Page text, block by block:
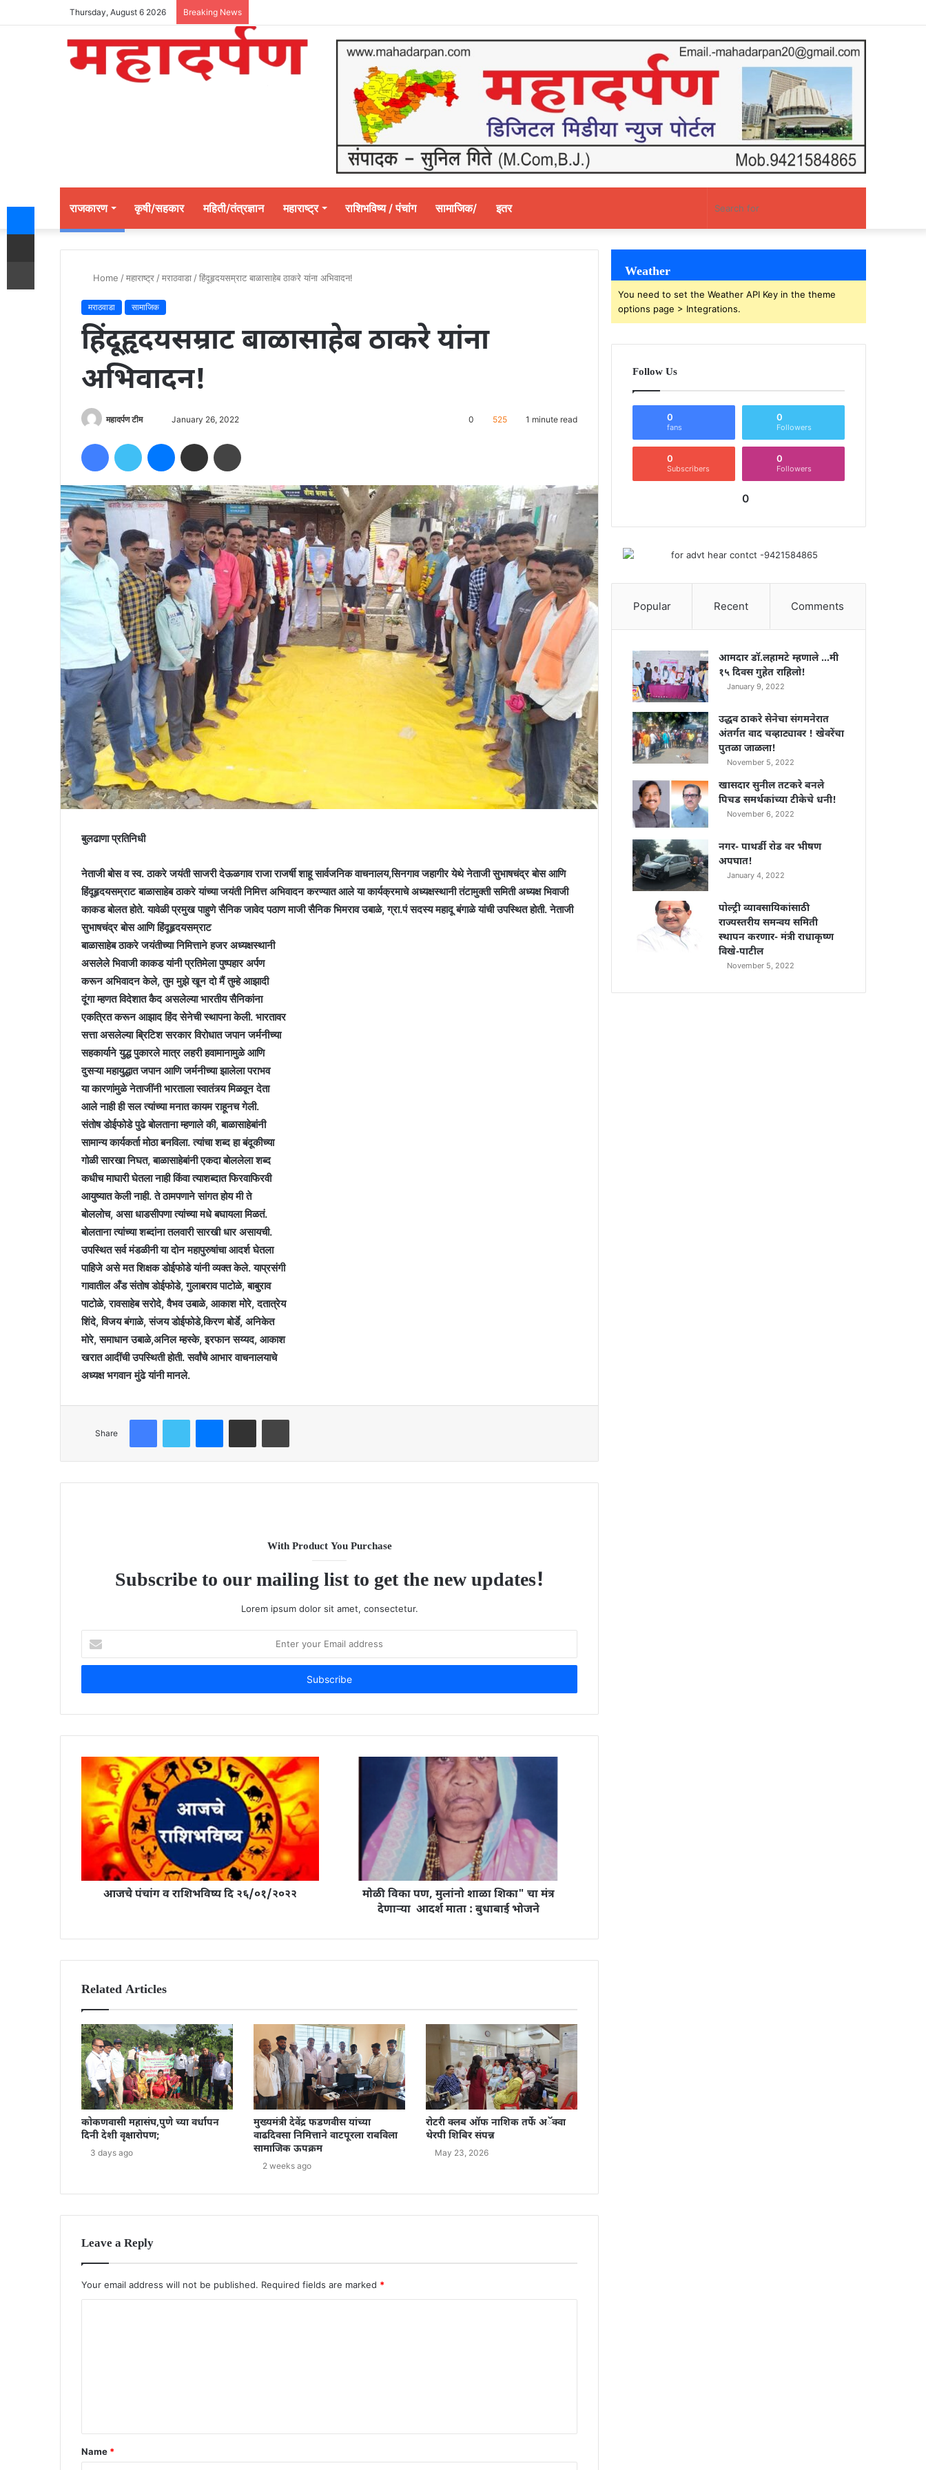
Thursday, August 6 2026 Breaking News
राजकारण कृषी/सहकार महिती/तंत्रज्ञान महाराष्ट्र राशिभविष्य / पंचांग सामाजिक/ इतर
for
Random
Article
Home /महाराष्ट्र /मराठवाडा /हिंदूहृदयसम्राट बाळासाहेब ठाकरे यांना अभिवादन!
मराठवाडा सामाजिक
हिंदूहृदयसम्राट बाळासाहेब ठाकरे यांना
अभिवादन!
महादर्पण टीम
email
January 26, 2022 0 525 1 minute read
FacebookTwitter Messenger
Share via Email
बुलढाणा प्रतिनिधी
नेताजी बोस व स्व. ठाकरे जयंती साजरी देऊळगाव राजा राजर्षी शाहू सार्वजनिक वाचनालय,सिनगाव जहागीर येथे नेताजी सुभाषचंद्र बोस आणि
हिंदूहृदयसम्राट बाळासाहेब ठाकरे यांच्या जयंती निमित्त अभिवादन करण्यात आले या कार्यक्रमाचे अध्यक्षस्थानी तंटामुक्ती समिती अध्यक्ष भिवाजी
काकड बोलत होते. यावेळी प्रमुख पाहुणे सैनिक जावेद पठाण माजी सैनिक भिमराव उबाळे, ग्रा.पं सदस्य महादू बंगाळे यांची उपस्थित होती. नेताजी
सुभाषचंद्र बोस आणि हिंदूहृदयसम्राट
बाळासाहेब ठाकरे जयंतीच्या निमित्ताने हजर अध्यक्षस्थानी
असलेले भिवाजी काकड यांनी प्रतिमेला पुष्पहार अर्पण
करून अभिवादन केले, तुम मुझे खून दो मैं तुम्हे आझादी
दूंगा म्हणत विदेशात कैद असलेल्या भारतीय सैनिकांना
एकत्रित करून आझाद हिंद सेनेची स्थापना केली. भारतावर
सत्ता असलेल्या ब्रिटिश सरकार विरोधात जपान जर्मनीच्या
सहकार्याने युद्ध पुकारले मात्र लहरी हवामानामुळे आणि
दुसऱ्या महायुद्धात जपान आणि जर्मनीच्या झालेला पराभव
या कारणांमुळे नेताजींनी भारताला स्वातंत्र्य मिळवून देता
आले नाही ही सल त्यांच्या मनात कायम राहूनच गेली.
संतोष डोईफोडे पुढे बोलताना म्हणाले की, बाळासाहेबांनी
सामान्य कार्यकर्ता मोठा बनविला. त्यांचा शब्द हा बंदूकीच्या
गोळी सारखा निघत, बाळासाहेबांनी एकदा बोललेला शब्द
कधीच माघारी घेतला नाही किंवा त्याशब्दात फिरवाफिरवी
आयुष्यात केली नाही. ते ठामपणाने सांगत होय मी ते
बोललोच, असा धाडसीपणा त्यांच्या मधे बघायला मिळतं.
बोलताना त्यांच्या शब्दांना तलवारी सारखी धार असायची.
उपस्थित सर्व मंडळीनी या दोन महापुरुषांचा आदर्श घेतला
पाहिजे असे मत शिक्षक डोईफोडे यांनी व्यक्त केले. याप्रसंगी
गावातील अँड संतोष डोईफोडे, गुलाबराव पाटोळे, बाबुराव
पाटोळे, रावसाहेब सरोदे, वैभव उबाळे, आकाश मोरे, दतात्रेय
शिंदे, विजय बंगाळे, संजय डोईफोडे,किरण बोर्डे, अनिकेत
मोरे, समाधान उबाळे,अनिल म्हस्के, इरफान सय्यद, आकाश
खरात आदींची उपस्थिती होती. सर्वांचे आभार वाचनालयाचे
अध्यक्ष भगवान मुंढे यांनी मानले.
Share
FacebookTwitter Messenger
Share via Email Print
With Product You Purchase
Subscribe to our mailing list to get the new updates!
Lorem ipsum dolor sit amet, consectetur.
your
Email
आजचे पंचांग व राशिभविष्य दि २६/०१/२०२२
मोळी विका पण, मुलांनो शाळा शिका" चा मंत्र
देणाऱ्या आदर्श माता : बुधाबाई भोजने
Related Articles
कोकणवासी महासंघ,पुणे च्या वर्धापन
दिनी देशी वृक्षारोपण;
3 days ago
मुख्यमंत्री देवेंद्र फडणवीस यांच्या
वाढदिवसा निमित्ताने वाटपूरला राबविला
सामाजिक ऊपक्रम
2 weeks ago
रोटरी क्लब ऑफ नाशिक तर्फे अॅक्वा
थेरपी शिबिर संपन्न
May 23, 2026
Leave a Reply
Your email address will not be published. Required fields are marked *
t
*
Name *
Weather
You need to set the Weather API Key in the theme
options page > Integrations.
Follow Us
0
fans
0
Followers
0
Subscribers
0
Followers
0
Popular Recent Comments
आमदार डॉ.लहामटे म्हणाले …मी
१५ दिवस गुहेत राहिलो!
January 9, 2022
उद्धव ठाकरे सेनेचा संगमनेरात
अंतर्गत वाद चव्हाट्यावर ! खेवरेंचा
पुतळा जाळला!
November 5, 2022
खासदार सुनील तटकरे बनले
पिचड समर्थकांच्या टीकेचे धनी!
November 6, 2022
नगर- पाथर्डी रोड वर भीषण
अपघात!
January 4, 2022
पोल्ट्री व्यावसायिकांसाठी
राज्यस्तरीय समन्वय समिती
स्थापन करणार- मंत्री राधाकृष्ण
विखे-पाटील
November 5, 2022
Messenger
Share via Email